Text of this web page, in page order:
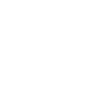
d’un
un WC